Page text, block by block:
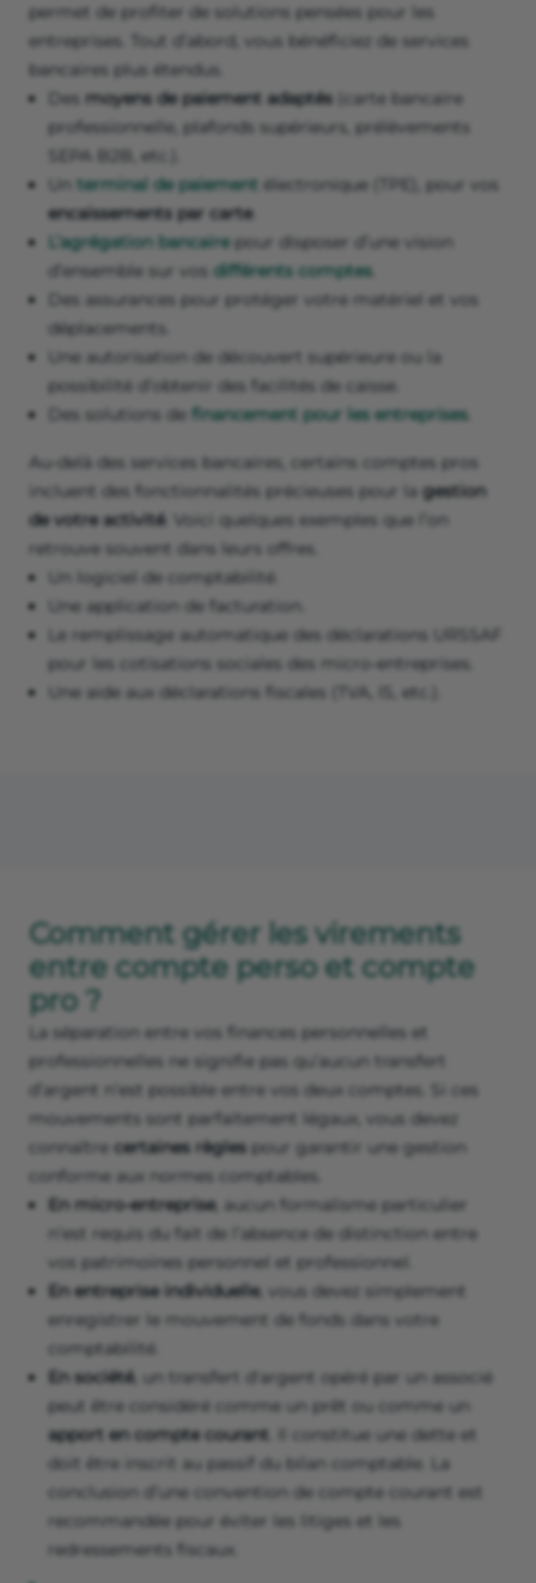
permet de profiter de solutions pensées pour les
entreprises. Tout d’abord, vous bénéficiez de services
bancaires plus étendus.
Des moyens de paiement adaptés (carte bancaire
professionnelle, plafonds supérieurs, prélèvements
SEPA B2B, etc.).
Un terminal de paiement électronique (TPE), pour vos
encaissements par carte.
L’agrégation bancairepour disposer d’une vision
d’ensemble sur vos différents comptes.
Des assurances pour protéger votre matériel et vos
déplacements.
Une autorisation de découvert supérieure ou la
possibilité d’obtenir des facilités de caisse.
Des solutions de financement pour les entreprises.
Au-delà des services bancaires, certains comptes pros
incluent des fonctionnalités précieuses pour la gestion
de votre activité. Voici quelques exemples que l’on
retrouve souvent dans leurs offres.
Un logiciel de comptabilité.
Une application de facturation.
Le remplissage automatique des déclarations URSSAF
pour les cotisations sociales des micro-entreprises.
Une aide aux déclarations fiscales (TVA, IS, etc.).
Comment gérer les virements
entre compte perso et compte
pro ?
La séparation entre vos finances personnelles et
professionnelles ne signifie pas qu’aucun transfert
d’argent n’est possible entre vos deux comptes. Si ces
mouvements sont parfaitement légaux, vous devez
connaître certaines règles pour garantir une gestion
conforme aux normes comptables.
En micro-entreprise, aucun formalisme particulier
n’est requis du fait de l’absence de distinction entre
vos patrimoines personnel et professionnel.
En entreprise individuelle, vous devez simplement
enregistrer le mouvement de fonds dans votre
comptabilité.
En société, un transfert d'argent opéré par un associé
peut être considéré comme un prêt ou comme un
apport en compte courant . Il constitue une dette et
doit être inscrit au passif du bilan comptable. La
conclusion d’une convention de compte courant est
recommandée pour éviter les litiges et les
redressements fiscaux.